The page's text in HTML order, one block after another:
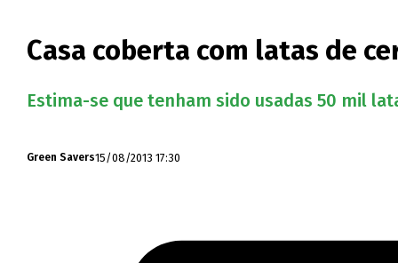
Casa coberta com latas de
Estima-se que tenham sido usadas 50 mil
Green Savers15/08/2013 17:30